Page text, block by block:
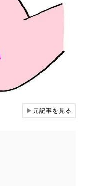
▶元記事を見る